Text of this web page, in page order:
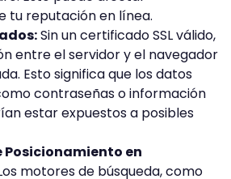
tu reputación en línea.
Sin un certificado SSL válido,
entre el servidor y el navegador
Esto significa que los datos
contraseñas o información
estar expuestos a posibles
Posicionamiento en
motores de búsqueda, como